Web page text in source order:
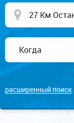
расширенный поиск